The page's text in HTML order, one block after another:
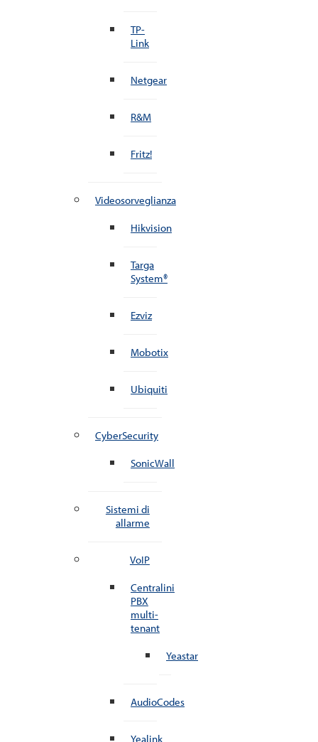
TP-
Link
Netgear
R&M
Fritz!
Videosorveglianza
Hikvision
Targa
System®
Ezviz
Mobotix
Ubiquiti
CyberSecurity
SonicWall
Sistemi di
allarme
VoIP
Centralini
PBX
multi-
tenant
Yeastar
AudioCodes
Yealink